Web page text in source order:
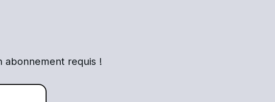
abonnement requis !